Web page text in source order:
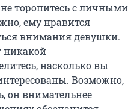
торопитесь с личными
ему нравится
внимания девушки.
никакой
насколько вы
Возможно,
он внимательнее